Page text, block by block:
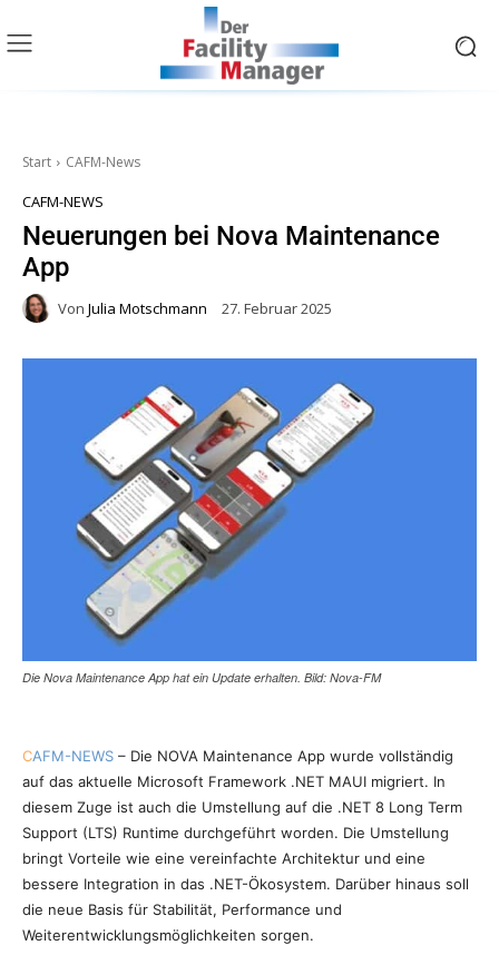
Start CAFM-News
CAFM-NEWS
Neuerungen bei Nova Maintenance
App
Von Julia Motschmann 27. Februar 2025
Die Nova Maintenance App hat ein Update erhalten. Bild: Nova-FM
CAFM-NEWS – Die NOVA Maintenance App wurde vollständig
auf das aktuelle Microsoft Framework .NET MAUI migriert. In
diesem Zuge ist auch die Umstellung auf die .NET 8 Long Term
Support (LTS) Runtime durchgeführt worden. Die Umstellung
bringt Vorteile wie eine vereinfachte Architektur und eine
bessere Integration in das .NET-Ökosystem. Darüber hinaus soll
die neue Basis für Stabilität, Performance und
Weiterentwicklungsmöglichkeiten sorgen.